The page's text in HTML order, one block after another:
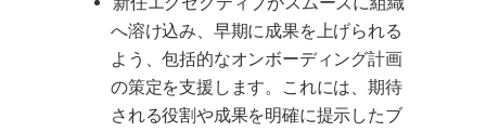
へ溶け込み、早期に成果を上げられる
よう、包括的なオンボーディング計画
の策定を支援します。これには、期待
される役割や成果を明確に提示したブ